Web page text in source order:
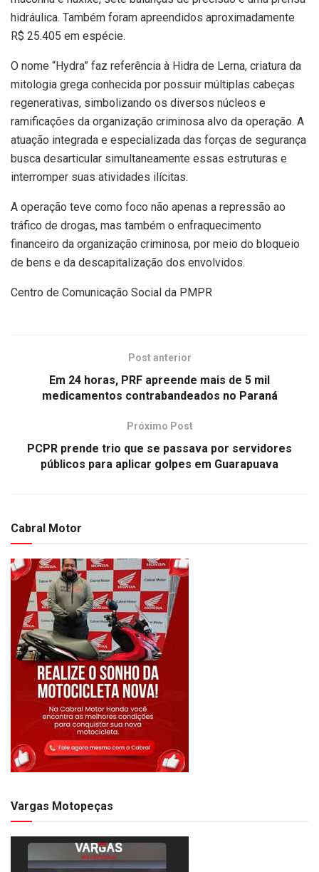
hidráulica. Também foram apreendidos aproximadamente
R$ 25.405 em espécie.
O nome “Hydra” faz referência à Hidra de Lerna, criatura da
mitologia grega conhecida por possuir múltiplas cabeças
regenerativas, simbolizando os diversos núcleos e
ramificações da organização criminosa alvo da operação. A
atuação integrada e especializada das forças de segurança
busca desarticular simultaneamente essas estruturas e
interromper suas atividades ilícitas.
A operação teve como foco não apenas a repressão ao
tráfico de drogas, mas também o enfraquecimento
financeiro da organização criminosa, por meio do bloqueio
de bens e da descapitalização dos envolvidos.
Centro de Comunicação Social da PMPR
Post anterior
Em 24 horas, PRF apreende mais de 5 mil
medicamentos contrabandeados no Paraná
Próximo Post
PCPR prende trio que se passava por servidores
públicos para aplicar golpes em Guarapuava
Cabral Motor
Vargas Motopeças